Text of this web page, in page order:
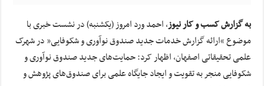
به گزارش کسب و کار نیوز، احمد ورد امروز (یکشنبه) در نشست خبری با
موضوع “ارائه گزارش خدمات جدید صندوق نوآوری و شکوفایی” در شهرک
علمی تحقیقاتی اصفهان، اظهار کرد: حمایت‌های جدید صندوق نوآوری و
شکوفایی منجر به تقویت و ایجاد جایگاه علمی برای صندوق‌های پژوهش و